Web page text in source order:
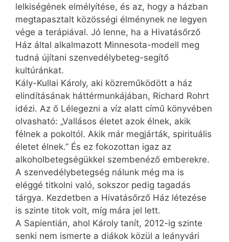
lelkiségének elmélyítése, és az, hogy a házban
megtapasztalt közösségi élménynek ne legyen
vége a terápiával. Jó lenne, ha a Hivatásőrző
Ház által alkalmazott Minnesota-modell meg
tudná újítani szenvedélybeteg-segítő
kultúránkat.
Kály-Kullai Károly, aki közreműködött a ház
elindításának háttérmunkájában, Richard Rohrt
idézi. Az ő Lélegezni a víz alatt című könyvében
olvasható: „Vallásos életet azok élnek, akik
félnek a pokoltól. Akik már megjárták, spirituális
életet élnek.” És ez fokozottan igaz az
alkoholbetegségükkel szembenéző emberekre.
A szenvedélybetegség nálunk még ma is
eléggé titkolni való, sokszor pedig tagadás
tárgya. Kezdetben a Hivatásőrző Ház létezése
is szinte titok volt, míg mára jel lett.
A Sapientián, ahol Károly tanít, 2012-ig szinte
senki nem ismerte a diákok közül a leányvári